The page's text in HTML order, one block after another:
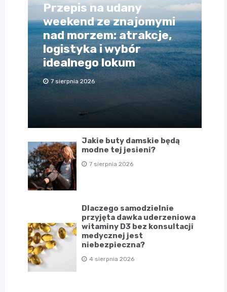
Przepis na udany
weekend ze znajomymi
nad morzem: atrakcje,
logistyka i wybór
idealnego lokum
7 sierpnia 2026
Jakie buty damskie będą
modne tej jesieni?
7 sierpnia 2026
Dlaczego samodzielnie
przyjęta dawka uderzeniowa
witaminy D3 bez konsultacji
medycznej jest
niebezpieczna?
4 sierpnia 2026